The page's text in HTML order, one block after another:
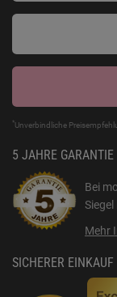
*Unverbindliche
5 JAHRE GARANTIE
Bei
Mehr
SICHERER EINKAUF